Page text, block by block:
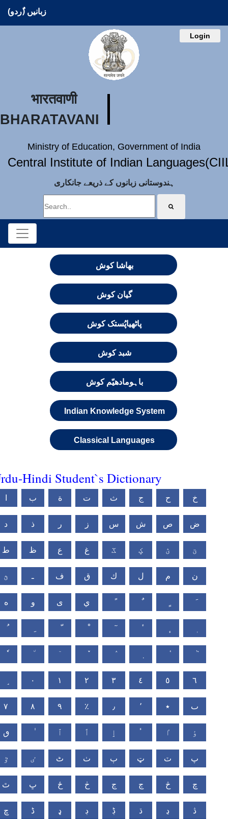
زبانیں (ُردو)
Login
भारतवाणी
BHARATAVANI
Ministry of Education, Government of India
Central Institute of Indian
ہندوستانی زبانوں کے ذریعے جانکاری
بھاشا کوش
گیان کوش
پاٹھیاپُستک کوش
شبد کوش
باہومادھیّم کوش
Indian Knowledge System
Classical Languages
Hindi Student`s Dictionary
ب ة ت ث ج ح خ
د ذ ر ز س ش ص ض
ط ظ ع غ ػ ؼ ؽ ؾ
ؿ ـ ف ق ك ل م ن
ه و ى ي
٠ ١ ٢ ٣ ٤ ٥ ٦
٧ ٨ ٩ ٪ ٫ ٬ ٭ ٮ
ٯ ٱ ٲ ٳ ٴ ٵ ٶ
ٷ ٸ ٹ ٺ ٻ ټ ٽ پ
ٿ ڀ ځ ڂ ڃ ڄ څ چ
ڇ ڈ ډ ڊ ڋ ڌ ڍ ڎ